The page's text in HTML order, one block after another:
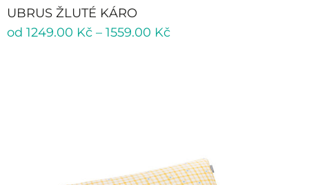
UBRUS ŽLUTÉ KÁRO
od 1249.00 Kč – 1559.00 Kč